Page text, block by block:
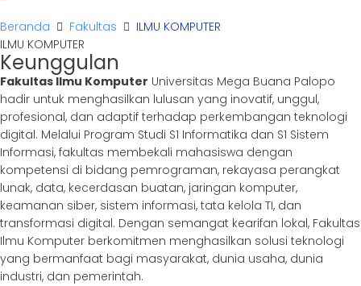
Beranda Fakultas
ILMU KOMPUTER
ILMU KOMPUTER
Keunggulan
Fakultas Ilmu Komputer Universitas Mega Buana Palopo
hadir untuk menghasilkan lulusan yang inovatif, unggul,
profesional, dan adaptif terhadap perkembangan teknologi
digital. Melalui Program Studi S1 Informatika dan S1 Sistem
Informasi, fakultas membekali mahasiswa dengan
kompetensi di bidang pemrograman, rekayasa perangkat
lunak, data, kecerdasan buatan, jaringan komputer,
keamanan siber, sistem informasi, tata kelola TI, dan
transformasi digital. Dengan semangat kearifan lokal, Fakultas
Ilmu Komputer berkomitmen menghasilkan solusi teknologi
yang bermanfaat bagi masyarakat, dunia usaha, dunia
industri, dan pemerintah.